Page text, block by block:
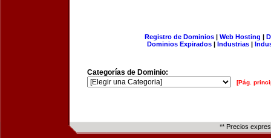
Registro de Dominios| Web Hosting |
Dominios Expirados | Industrias |
Categorías de Dominio:
[Pág.
** Precios